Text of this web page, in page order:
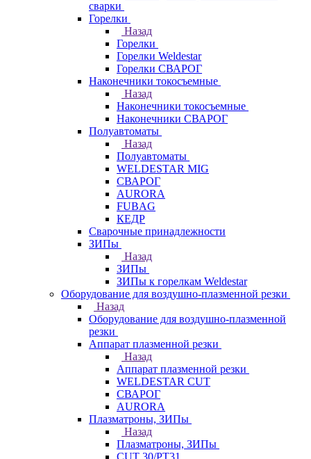
сварки
Горелки
Назад
Горелки
Горелки Weldestar
Горелки СВАРОГ
Наконечники токосъемные
Назад
Наконечники токосъемные
Наконечники СВАРОГ
Полуавтоматы
Назад
Полуавтоматы
WELDESTAR MIG
СВАРОГ
AURORA
FUBAG
КЕДР
Сварочные принадлежности
ЗИПы
Назад
ЗИПы
ЗИПы к горелкам Weldestar
Оборудование для воздушно-плазменной резки
Назад
Оборудование для воздушно-плазменной
резки
Аппарат плазменной резки
Назад
Аппарат плазменной резки
WELDESTAR CUT
СВАРОГ
AURORA
Плазматроны, ЗИПы
Назад
Плазматроны, ЗИПы
CUT 30/PT31